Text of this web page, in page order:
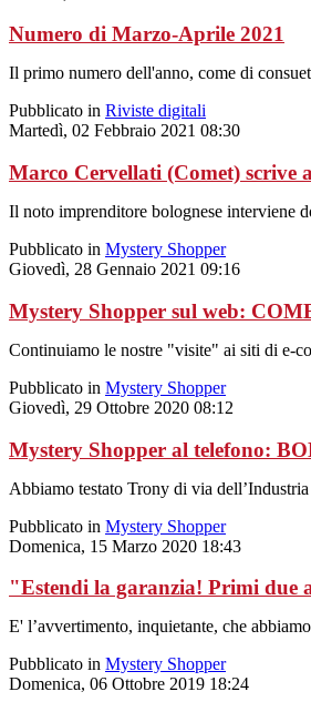
Numero di Marzo-Aprile 2021
Il primo numero dell'anno, come di
Pubblicato in Riviste digitali
Martedì, 02 Febbraio 2021 08:30
Marco Cervellati (Comet) scrive
Il noto imprenditore bolognese interviene
Pubblicato in Mystery Shopper
Giovedì, 28 Gennaio 2021 09:16
Mystery Shopper sul web:
Continuiamo le nostre "visite" ai siti di e-
Pubblicato in Mystery Shopper
Giovedì, 29 Ottobre 2020 08:12
Mystery Shopper al telefono:
Abbiamo testato Trony di via
Pubblicato in Mystery Shopper
Domenica, 15 Marzo 2020 18:43
"Estendi la garanzia! Primi due
E' l’avvertimento, inquietante, che
Pubblicato in Mystery Shopper
Domenica, 06 Ottobre 2019 18:24